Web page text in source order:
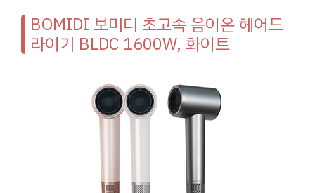
BOMIDI 보미디 초고속 음이온 헤어드
라이기 BLDC 1600W, 화이트